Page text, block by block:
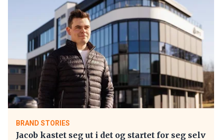
BRAND STORIES
Jacob kastet seg ut i det og startet for seg selv